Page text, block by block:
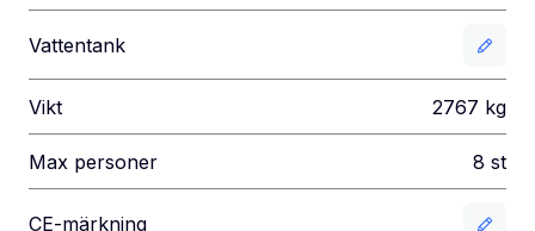
Vattentank
Vikt 2767 kg
Max personer 8 st
CE-märkning